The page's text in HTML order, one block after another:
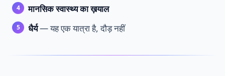
मानसिक स्वास्थ्य का ख़याल
धैर्य— यह एक यात्रा है, दौड़ नहीं